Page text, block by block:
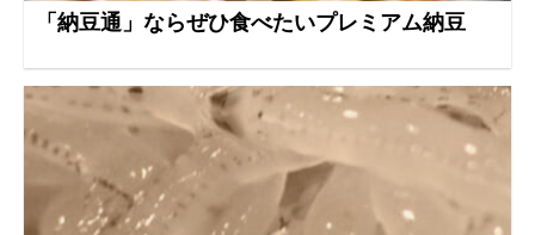
「納豆通」ならぜひ食べたいプレミアム納豆